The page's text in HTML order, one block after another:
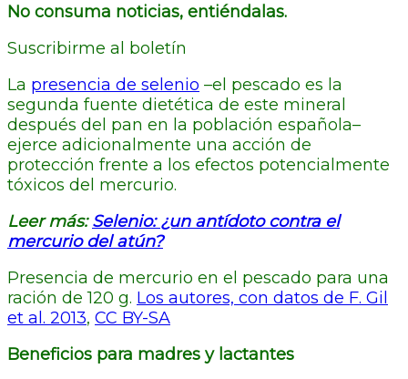
No consuma noticias, entiéndalas.
Suscribirme al boletín
La presencia de selenio –el pescado es la
segunda fuente dietética de este mineral
después del pan en la población española–
ejerce adicionalmente una acción de
protección frente a los efectos potencialmente
tóxicos del mercurio.
Leer más:Selenio: ¿un antídoto contra el
mercurio del atún?
Presencia de mercurio en el pescado para una
ración de 120 g. Los autores, con datos de F. Gil
et al. 2013, CC BY-SA
Beneficios para madres y lactantes